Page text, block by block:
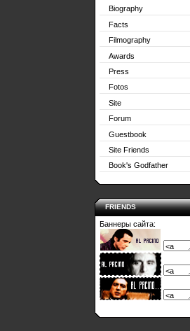
Biography
Facts
Filmography
Awards
Press
Fotos
Site
Forum
Guestbook
Site Friends
Book's Godfather
FRIENDS
Баннеры сайта: